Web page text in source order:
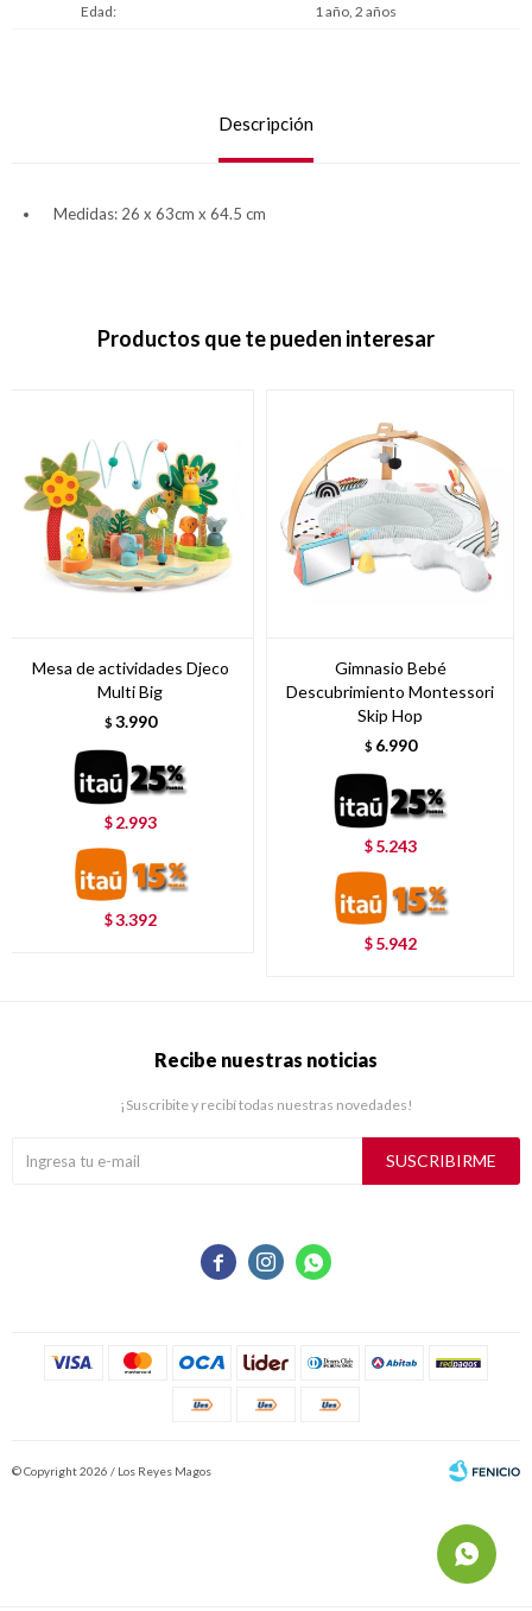
Edad 1 año, 2 años
Descripción
Medidas: 26 x 63cm x 64.5 cm
Productos que te pueden interesar
Mesa de actividades Djeco
Multi Big
$ 3.990
$ 2.993
$3.392
Gimnasio Bebé
Descubrimiento Montessori
Skip Hop
$ 6.990
$ 5.243
$ 5.942
  
Recibe nuestras noticias
¡Suscribite y recibí todas nuestras novedades!
SUSCRIBIRME
© Copyright 2026 / Los Reyes Magos